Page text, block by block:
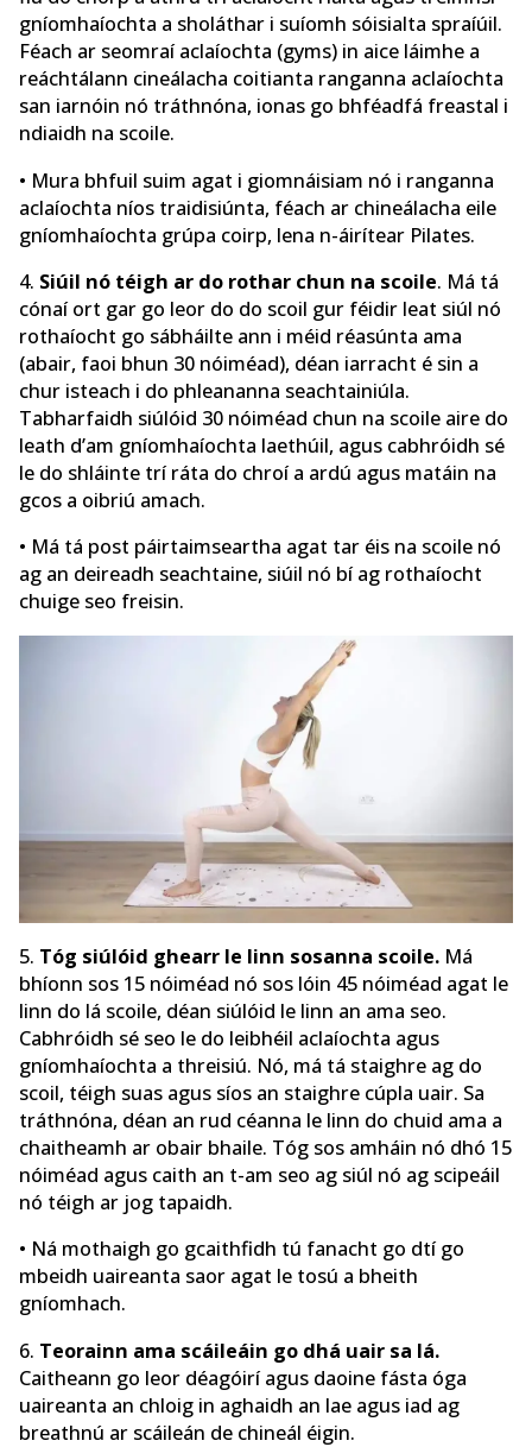
gníomhaíochta a sholáthar i suíomh sóisialta spraíúil.
Féach ar seomraí aclaíochta (gyms) in aice láimhe a
reáchtálann cineálacha coitianta ranganna aclaíochta
san iarnóin nó tráthnóna, ionas go bhféadfá freastal i
ndiaidh na scoile.
• Mura bhfuil suim agat i giomnáisiam nó i ranganna
aclaíochta níos traidisiúnta, féach ar chineálacha eile
gníomhaíochta grúpa coirp, lena n-áirítear Pilates.
4. Siúil nó téigh ar do rothar chun na scoile. Má tá
cónaí ort gar go leor do do scoil gur féidir leat siúl nó
rothaíocht go sábháilte ann i méid réasúnta ama
(abair, faoi bhun 30 nóiméad), déan iarracht é sin a
chur isteach i do phleananna seachtainiúla.
Tabharfaidh siúlóid 30 nóiméad chun na scoile aire do
leath d’am gníomhaíochta laethúil, agus cabhróidh sé
le do shláinte trí ráta do chroí a ardú agus matáin na
gcos a oibriú amach.
• Má tá post páirtaimseartha agat tar éis na scoile nó
ag an deireadh seachtaine, siúil nó bí ag rothaíocht
chuige seo freisin.
5. Tóg siúlóid ghearr le linn sosanna scoile. Má
bhíonn sos 15 nóiméad nó sos lóin 45 nóiméad agat le
linn do lá scoile, déan siúlóid le linn an ama seo.
Cabhróidh sé seo le do leibhéil aclaíochta agus
gníomhaíochta a threisiú. Nó, má tá staighre ag do
scoil, téigh suas agus síos an staighre cúpla uair. Sa
tráthnóna, déan an rud céanna le linn do chuid ama a
chaitheamh ar obair bhaile. Tóg sos amháin nó dhó 15
nóiméad agus caith an t-am seo ag siúl nó ag scipeáil
nó téigh ar jog tapaidh.
• Ná mothaigh go gcaithfidh tú fanacht go dtí go
mbeidh uaireanta saor agat le tosú a bheith
gníomhach.
6. Teorainn ama scáileáin go dhá uair sa lá.
Caitheann go leor déagóirí agus daoine fásta óga
uaireanta an chloig in aghaidh an lae agus iad ag
breathnú ar scáileán de chineál éigin.